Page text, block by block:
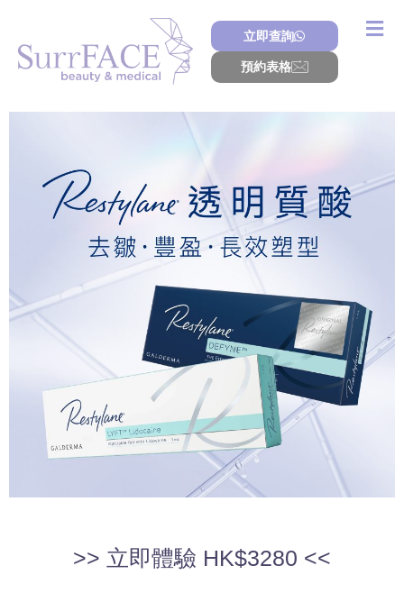
content
立即查詢
預約表格
>> 立即體驗 HK$3280 <<